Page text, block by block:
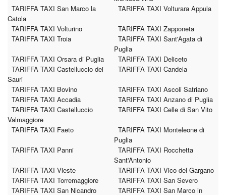
TARIFFA TAXI San Marco la
Catola
TARIFFA TAXI Volturara Appula
TARIFFA TAXI Volturino
TARIFFA TAXI Zapponeta
TARIFFA TAXI Troia
TARIFFA TAXI Sant'Agata di
Puglia
TARIFFA TAXI Orsara di Puglia
TARIFFA TAXI Deliceto
TARIFFA TAXI Castelluccio dei
Sauri
TARIFFA TAXI Candela
TARIFFA TAXI Bovino
TARIFFA TAXI Ascoli Satriano
TARIFFA TAXI Accadia
TARIFFA TAXI Anzano di Puglia
TARIFFA TAXI Castelluccio
Valmaggiore
TARIFFA TAXI Celle di San Vito
TARIFFA TAXI Faeto
TARIFFA TAXI Monteleone di
Puglia
TARIFFA TAXI Panni
TARIFFA TAXI Rocchetta
Sant'Antonio
TARIFFA TAXI Vieste
TARIFFA TAXI Vico del Gargano
TARIFFA TAXI Torremaggiore
TARIFFA TAXI San Severo
TARIFFA TAXI San Nicandro
TARIFFA TAXI San Marco in